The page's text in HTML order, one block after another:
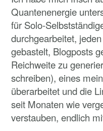
Quantenenergie
für Solo-
durchgearbeitet,
gebastelt, Blogposts
Reichweite zu
schreiben), eines
überarbeitet und die
seit Monaten wie
verstauben, endlich